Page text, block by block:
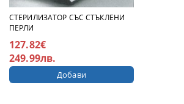
СТЕРИЛИЗАТОР СЪС СТЪКЛЕНИ
ПЕРЛИ
127.82€
249.99лв.